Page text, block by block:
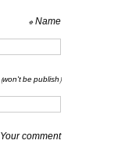
Name *
(won't be publish)
Your comment